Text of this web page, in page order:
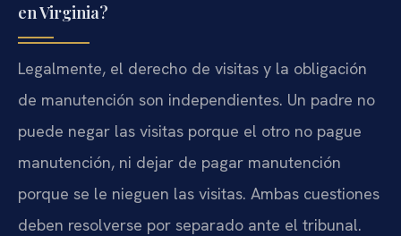
en Virginia?
Legalmente, el derecho de visitas y la obligación
de manutención son independientes. Un padre no
puede negar las visitas porque el otro no pague
manutención, ni dejar de pagar manutención
porque se le nieguen las visitas. Ambas cuestiones
deben resolverse por separado ante el tribunal.